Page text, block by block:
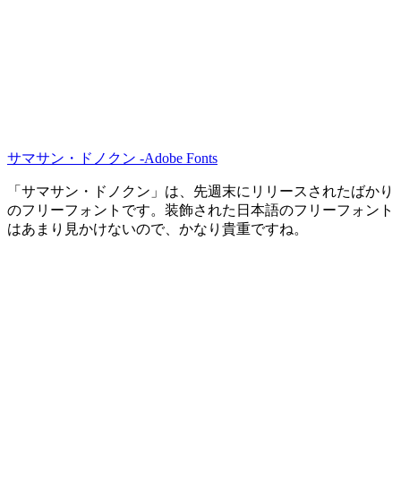
サマサン・ドノクン -Adobe Fonts
「サマサン・ドノクン」は、先週末にリリースされたばかり
のフリーフォントです。装飾された日本語のフリーフォント
はあまり見かけないので、かなり貴重ですね。